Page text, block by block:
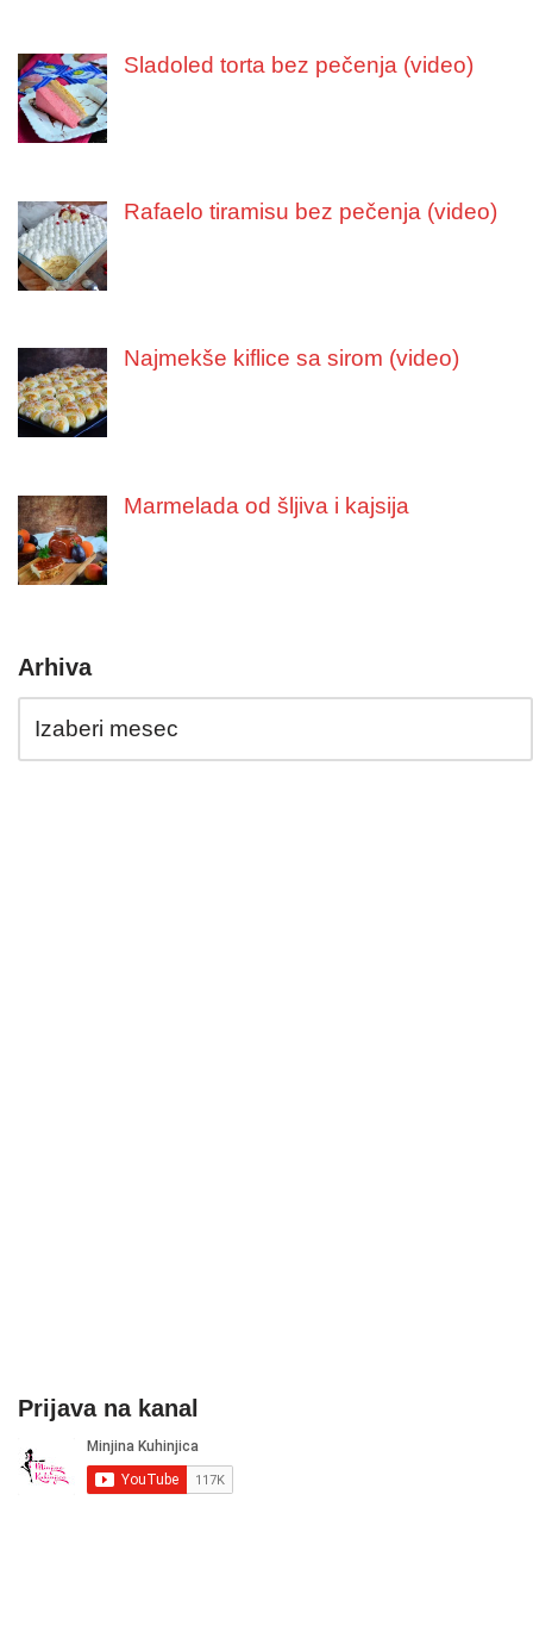
Sladoled torta bez pečenja (video)
Rafaelo tiramisu bez pečenja (video)
Najmekše kiflice sa sirom (video)
Marmelada od šljiva i kajsija
Arhiva
Prijava na kanal